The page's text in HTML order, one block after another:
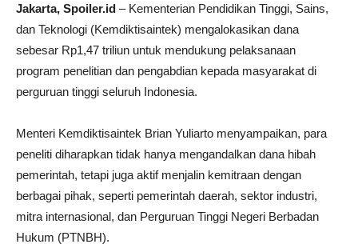
Jakarta, Spoiler.id – Kementerian Pendidikan Tinggi, Sains,
dan Teknologi (Kemdiktisaintek) mengalokasikan dana
sebesar Rp1,47 triliun untuk mendukung pelaksanaan
program penelitian dan pengabdian kepada masyarakat di
perguruan tinggi seluruh Indonesia.
Menteri Kemdiktisaintek Brian Yuliarto menyampaikan, para
peneliti diharapkan tidak hanya mengandalkan dana hibah
pemerintah, tetapi juga aktif menjalin kemitraan dengan
berbagai pihak, seperti pemerintah daerah, sektor industri,
mitra internasional, dan Perguruan Tinggi Negeri Berbadan
Hukum (PTNBH).